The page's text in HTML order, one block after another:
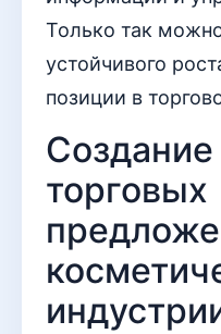
Только так
устойчивого
позиции в
торговых